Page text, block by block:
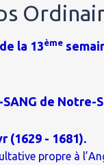
la 13ème
de Notre-
(1629 - 1681).
propre à